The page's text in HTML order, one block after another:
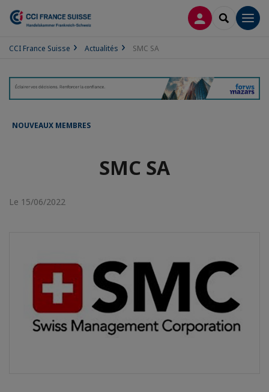
CONNEXION
CCI France Suisse Actualités SMC SA
NOUVEAUX MEMBRES
SMC SA
Le 15/06/2022